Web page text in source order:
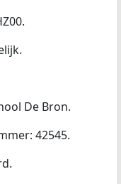
De Bron.
42545.